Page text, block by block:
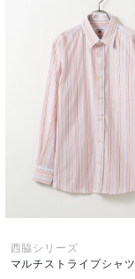
西脇シリーズ
マルチストライプシャツ